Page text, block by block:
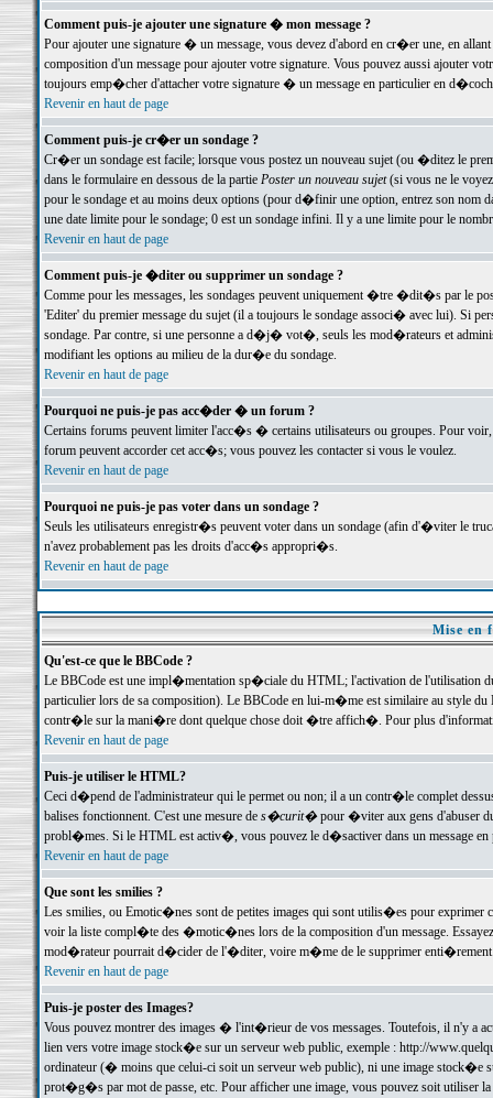
Comment puis-je ajouter une signature � mon message ?
Pour ajouter une signature � un message, vous devez d'abord en cr�er une, en
composition d'un message pour ajouter votre signature. Vous pouvez aussi ajouter
toujours emp�cher d'attacher votre signature � un message en particulier en
Revenir en haut de page
Comment puis-je cr�er un sondage ?
Cr�er un sondage est facile; lorsque vous postez un nouveau sujet (ou �ditez le
dans le formulaire en dessous de la partie Poster un nouveau sujet(si vous ne le voyez
pour le sondage et au moins deux options (pour d�finir une option, entrez son nom
une date limite pour le sondage; 0 est un sondage infini. Il y a une limite pour le
Revenir en haut de page
Comment puis-je �diter ou supprimer un sondage ?
Comme pour les messages, les sondages peuvent uniquement �tre �dit�s par le
'Editer' du premier message du sujet (il a toujours le sondage associ� avec lui). Si
sondage. Par contre, si une personne a d�j� vot�, seuls les mod�rateurs et
modifiant les options au milieu de la dur�e du sondage.
Revenir en haut de page
Pourquoi ne puis-je pas acc�der � un forum ?
Certains forums peuvent limiter l'acc�s � certains utilisateurs ou groupes. Pour
forum peuvent accorder cet acc�s; vous pouvez les contacter si vous le voulez.
Revenir en haut de page
Pourquoi ne puis-je pas voter dans un sondage ?
Seuls les utilisateurs enregistr�s peuvent voter dans un sondage (afin d'�viter le
n'avez probablement pas les droits d'acc�s appropri�s.
Revenir en haut de page
Mise en
Qu'est-ce que le BBCode ?
Le BBCode est une impl�mentation sp�ciale du HTML; l'activation de l'utilisation
particulier lors de sa composition). Le BBCode en lui-m�me est similaire au style
contr�le sur la mani�re dont quelque chose doit �tre affich�. Pour plus
Revenir en haut de page
Puis-je utiliser le HTML?
Ceci d�pend de l'administrateur qui le permet ou non; il a un contr�le complet
balises fonctionnent. C'est une mesure de s�curit�pour �viter aux gens d'abuser
probl�mes. Si le HTML est activ�, vous pouvez le d�sactiver dans un message en
Revenir en haut de page
Que sont les smilies ?
Les smilies, ou Emotic�nes sont de petites images qui sont utilis�es pour exprimer
voir la liste compl�te des �motic�nes lors de la composition d'un message.
mod�rateur pourrait d�cider de l'�diter, voire m�me de le supprimer
Revenir en haut de page
Puis-je poster des Images?
Vous pouvez montrer des images � l'int�rieur de vos messages. Toutefois, il n'y a
lien vers votre image stock�e sur un serveur web public, exemple : http://
ordinateur (� moins que celui-ci soit un serveur web public), ni une image stock�e
prot�g�s par mot de passe, etc. Pour afficher une image, vous pouvez soit